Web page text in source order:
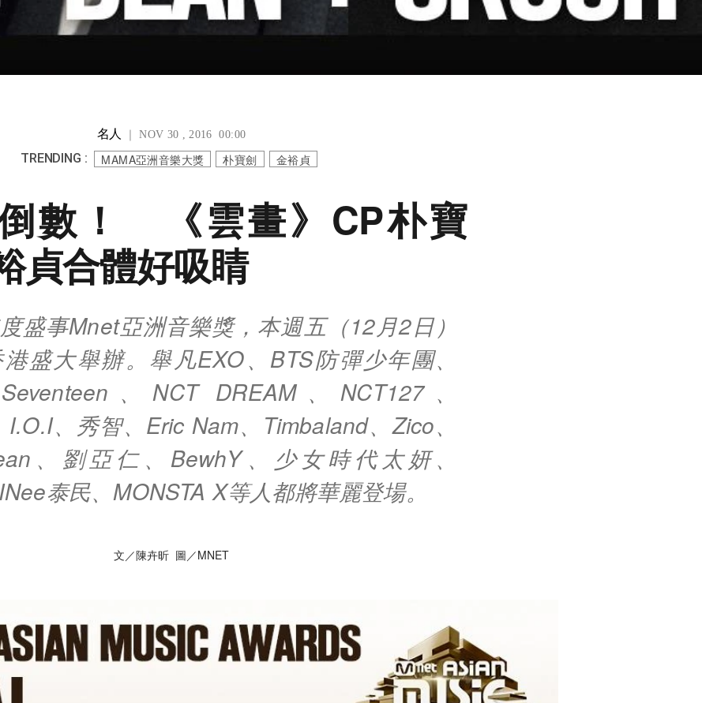
名人 ｜ NOV 30 , 2016 00:00
TRENDING : MAMA亞洲音樂大獎 朴寶劍 金裕貞
數！ 《雲畫》CP朴寶
貞合體好吸睛
盛事Mnet亞洲音樂獎，本週五（12月2日）
盛大舉辦。舉凡EXO、BTS防彈少年團、
、NCT DREAM、NCT127、
、秀智、Eric Nam、Timbaland、Zico、
、劉亞仁、BewhY、少女時代太妍、
泰民、MONSTA X等人都將華麗登場。
文／陳卉昕 圖／MNET